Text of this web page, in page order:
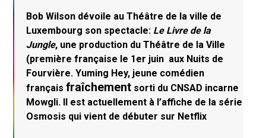
Bob Wilson dévoile au Théâtre de la ville de
Luxembourg son spectacle: Le Livre de la
Jungle, une production du Théâtre de la Ville
(première française le 1er juin aux Nuits de
Fourvière. Yuming Hey, jeune comédien
françaisfraîchement sorti du CNSAD incarne
Mowgli. Il est actuellement à l’affiche de la série
Osmosis qui vient de débuter sur Netflix